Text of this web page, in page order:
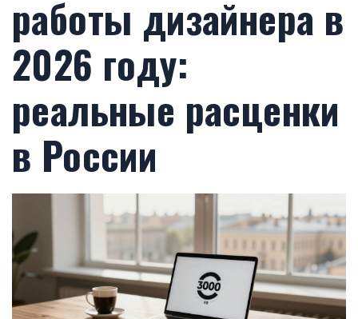
работы дизайнера в
2026 году:
реальные расценки
в России